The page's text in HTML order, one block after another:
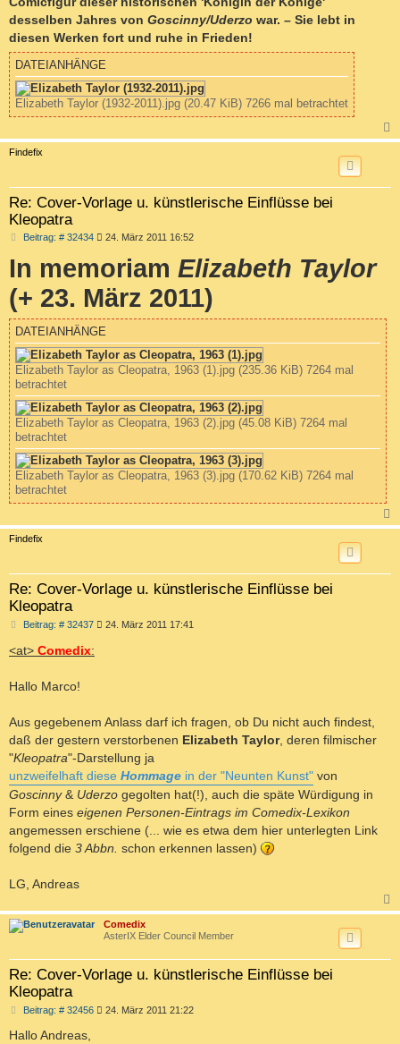
desselben Jahres von Goscinny/Uderzo war. – Sie lebt in
diesen Werken fort und ruhe in Frieden!
DATEIANHÄNGE
Elizabeth Taylor (1932-2011).jpg (20.47 KiB) 7266 mal betrachtet
a
Findefix
Re: Cover-Vorlage u. künstlerische Einflüsse bei
Kleopatra
Beitrag: # 32434B
a
g
24. März 2011 16:52
In memoriam Elizabeth Taylor
(+ 23. März 2011)
DATEIANHÄNGE
Elizabeth Taylor as Cleopatra, 1963 (1).jpg (235.36 KiB) 7264 mal
betrachtet
Elizabeth Taylor as Cleopatra, 1963 (2).jpg (45.08 KiB) 7264 mal
betrachtet
Elizabeth Taylor as Cleopatra, 1963 (3).jpg (170.62 KiB) 7264 mal
betrachtet
a
Findefix
Re: Cover-Vorlage u. künstlerische Einflüsse bei
Kleopatra
Beitrag: # 32437B
i
t
24. März 2011 17:41
<at> Comedix:
Hallo Marco!
Aus gegebenem Anlass darf ich fragen, ob Du nicht auch findest,
daß der gestern verstorbenen Elizabeth Taylor, deren filmischer
"Kleopatra"-Darstellung ja
unzweifelhaft diese Hommage in der "Neunten Kunst" von
Goscinny& Uderzo gegolten hat(!), auch die späte Würdigung in
Form eines eigenen Personen-Eintrags im Comedix-Lexikon
angemessen erschiene (... wie es etwa dem hier unterlegten Link
folgend die 3 Abbn. schon erkennen lassen)
LG, Andreas
a
Comedix
AsterIX Elder Council Member
Re: Cover-Vorlage u. künstlerische Einflüsse bei
Kleopatra
Beitrag: # 32456B 24. März 2011 21:22
Hallo Andreas,